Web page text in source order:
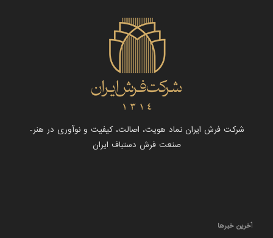
شرکت فرش ایران نماد هویت، اصالت، کیفیت و نوآوری در هنر-
صنعت فرش دستباف ایران
آخرین خبرها